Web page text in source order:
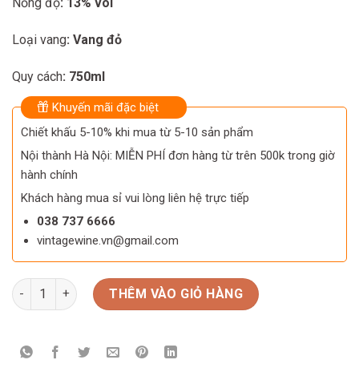
Loại vang: Vang đỏ
Quy cách: 750ml
Khuyến mãi đặc biệt
Chiết khấu 5-10% khi mua từ 5-10 sản phẩm
Nội thành Hà Nội: MIỄN PHÍ đơn hàng từ trên 500k trong giờ
hành chính
Khách hàng mua sỉ vui lòng liên hệ trực tiếp
038 737 6666
vintagewine.vn@gmail.com
Rượu Vang Ý Ruffino IL Leo Chianti số lượng
THÊM VÀO GIỎ HÀNG